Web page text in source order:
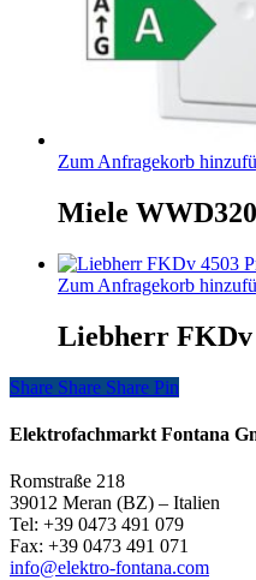
Zum Anfragekorb
Miele
Zum Anfragekorb
Liebherr FKDv
Share
Share Share Share Pin
Elektrofachmarkt Fontana
Romstraße 218
39012 Meran (BZ) – Italien
Tel: +39 0473 491 079
Fax: +39 0473 491 071
info@elektro-fontana.com